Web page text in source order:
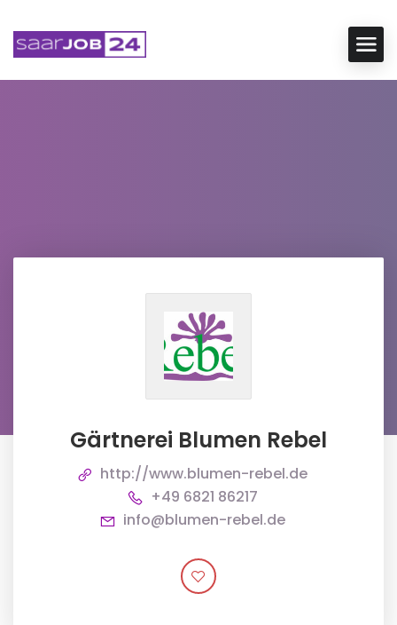
Gärtnerei Blumen Rebel
http://www.blumen-rebel.de
+49 6821 86217
info@blumen-rebel.de